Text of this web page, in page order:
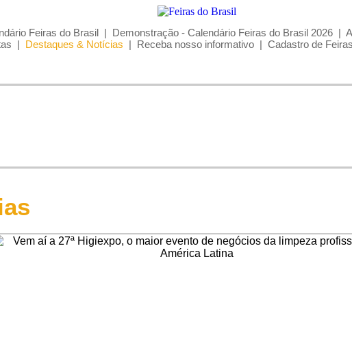
Feiras do Brasil | Demonstração - Calendário Feiras do Brasil 2026 |
| Destaques & Notícias | Receba nosso informativo | Cadastro de Feiras